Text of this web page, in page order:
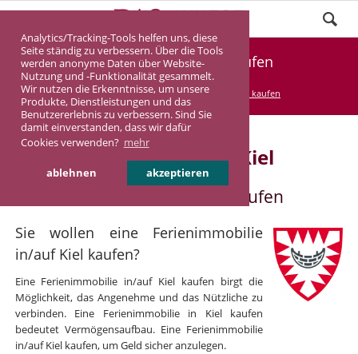
Analytics/Tracking-Tools helfen uns, diese
Seite ständig zu verbessern. Über die Tools
werden anonyme Daten über Website-
Nutzung und -Funktionalität gesammelt.
Wir nutzen die Erkenntnisse, um unsere
Produkte, Dienstleistungen und das
Benutzererlebnis zu verbessern. Sind Sie
damit einverstanden, dass wir dafür
Cookies verwenden? mehr
ablehnen akzeptieren
Ferienimmobilie Kiel kaufen
DASINVEST Service Ferienimmobilie kaufen
Ferienimmobilie in/auf Kiel
Ferienimmobilie in/auf Kiel kaufen
Sie wollen eine Ferienimmobilie
in/auf Kiel kaufen?
Eine Ferienimmobilie in/auf Kiel kaufen birgt die
Möglichkeit, das Angenehme und das Nützliche zu
verbinden. Eine Ferienimmobilie in Kiel kaufen
bedeutet Vermögensaufbau. Eine Ferienimmobilie
in/auf Kiel kaufen, um Geld sicher anzulegen.